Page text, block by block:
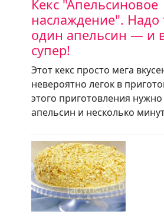
Кекс "Апельсиновое
наслаждение". Надо
один апельсин — и
супер!
Этот кекс просто мега
невероятно легок в
этого приготовления
апельсин и несколько